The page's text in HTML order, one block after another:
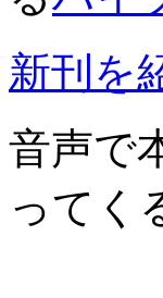
新刊を
音声で
ってく